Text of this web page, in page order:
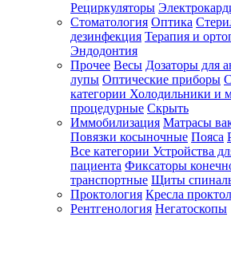
Рециркуляторы
Стоматология Оптика
дезинфекция Терапия и
Эндодонтия
Прочее Весы Дозаторы для
лупы Оптические приборы
категории Холодильники и
процедурные Скрыть
Иммобилизация Матрасы
Повязки косыночные Пояса
Все категории Устройства
пациента Фиксаторы
транспортные Щиты
Проктология Кресла
Рентгенология Негатоскопы